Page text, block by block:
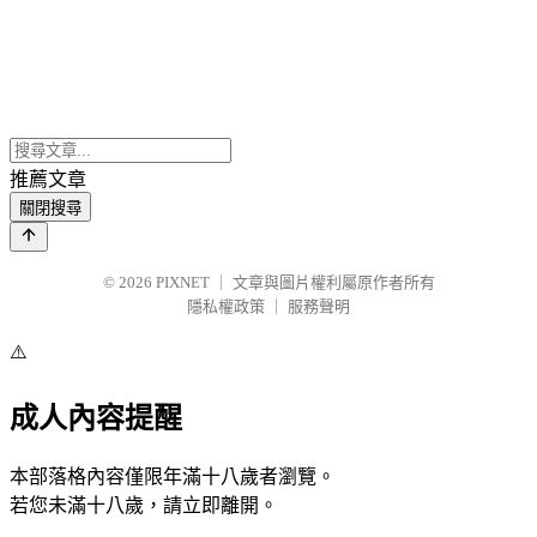
推薦文章
關閉搜尋
© 2026 PIXNET
文章與圖片權利屬原作者所有
隱私權政策
服務聲明
⚠️
成人內容提醒
本部落格內容僅限年滿十八歲者瀏覽。
若您未滿十八歲，請立即離開。